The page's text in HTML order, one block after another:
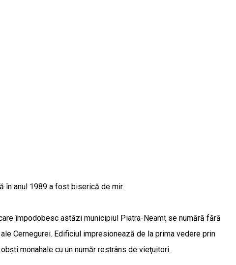
în anul 1989 a fost biserică de mir.
împodobesc astăzi municipiul Piatra-Neamţ se numără fără
Cernegurei. Edificiul impresionează de la prima vedere prin
monahale cu un număr restrâns de vieţuitori.